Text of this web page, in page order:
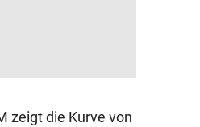
zeigt die Kurve von